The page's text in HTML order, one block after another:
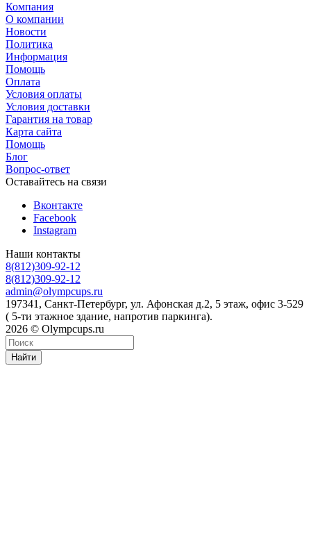
Компания
О компании
Новости
Политика
Информация
Помощь
Оплата
Условия оплаты
Условия доставки
Гарантия на товар
Карта сайта
Помощь
Блог
Вопрос-ответ
Оставайтесь на связи
Вконтакте
Facebook
Instagram
Наши контакты
8(812)309-92-12
8(812)309-92-12
admin@olympcups.ru
197341, Санкт-Петербург, ул. Афонская д.2, 5 этаж, офис 3-529
( 5-ти этажное здание, напротив паркинга).
2026 © Olympcups.ru
Найти